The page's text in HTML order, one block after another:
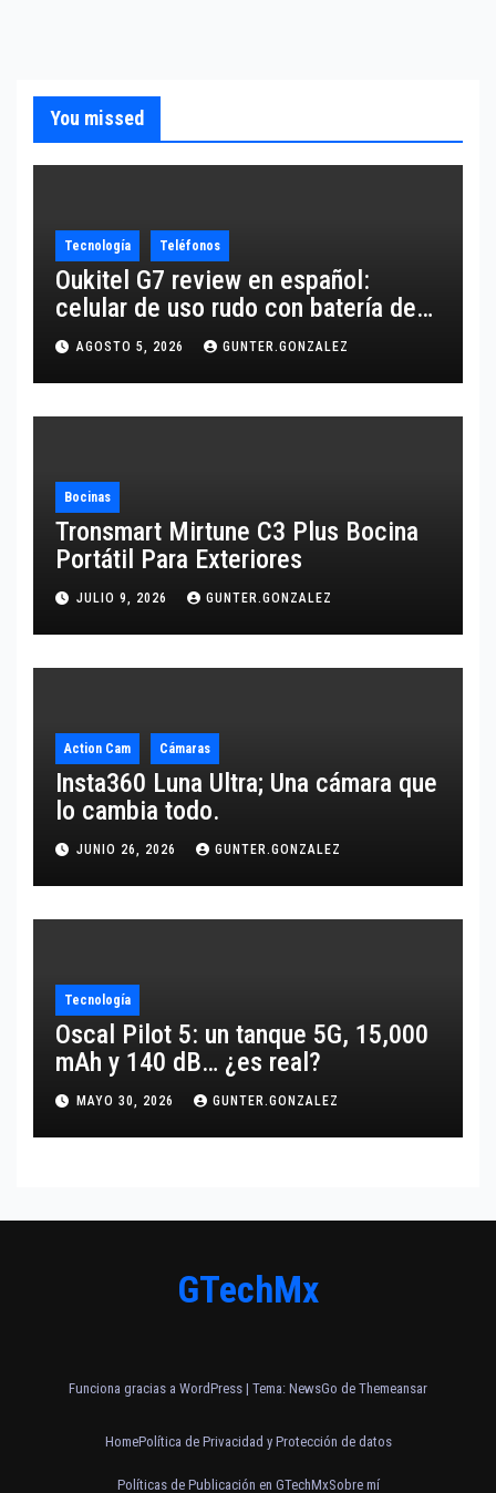
You missed
Tecnología Teléfonos
Oukitel G7 review en español:
celular de uso rudo con batería de
10,600 mAh
AGOSTO 5, 2026 GUNTER.GONZALEZ
Bocinas
Tronsmart Mirtune C3 Plus Bocina
Portátil Para Exteriores
JULIO 9, 2026 GUNTER.GONZALEZ
Action Cam Cámaras
Insta360 Luna Ultra; Una cámara que
lo cambia todo.
JUNIO 26, 2026 GUNTER.GONZALEZ
Tecnología
Oscal Pilot 5: un tanque 5G, 15,000
mAh y 140 dB… ¿es real?
MAYO 30, 2026 GUNTER.GONZALEZ
GTechMx
Funciona gracias a WordPress | Tema: NewsGo de Themeansar
HomePolítica de Privacidad y Protección de datos
Políticas de Publicación en GTechMxSobre mí